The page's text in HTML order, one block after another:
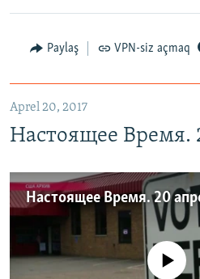
Paylaş VPN-siz açmaq
Aprel 20, 2017
Настоящее Время.
Настоящее Время. 20
No media source